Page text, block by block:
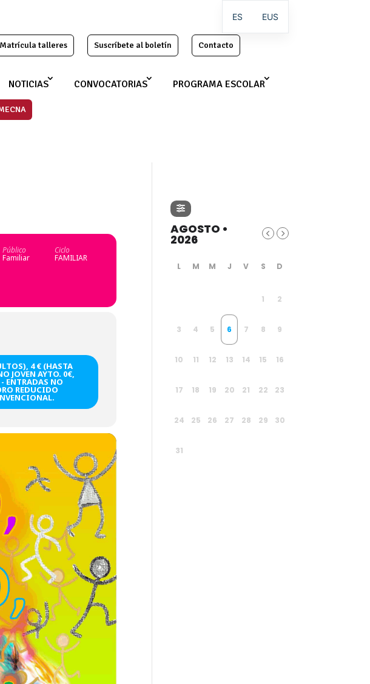
Matrícula talleres Suscríbete al boletín Contacto
NOTICIAS CONVOCATORIAS PROGRAMA ESCOLAR
Público
Familiar
Ciclo
FAMILIAR
4 € (HASTA
JOVEN AYTO. 0€,
ENTRADAS NO
REDUCIDO
AGOSTO •
2026
1 2
3 4 5 6 7 8 9
10 11 12 13 14 15 16
17 18 19 20 21 22 23
24 25 26 27 28 29 30
31
ES EUS